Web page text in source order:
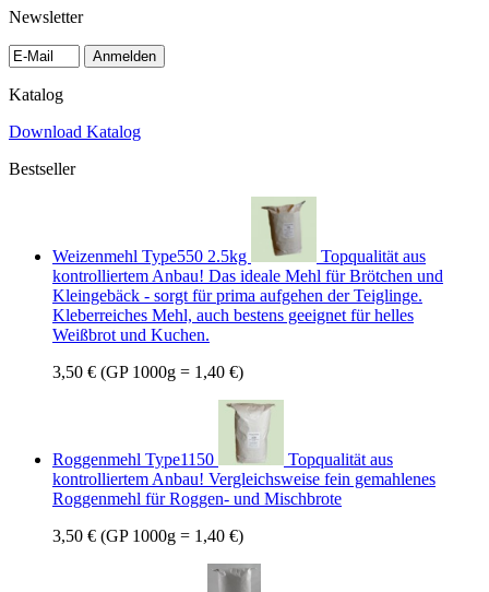
Newsletter
Anmelden
Katalog
Download Katalog
Bestseller
Weizenmehl Type550 2.5kg
Topqualität aus
kontrolliertem Anbau! Das ideale Mehl für Brötchen und
Kleingebäck - sorgt für prima aufgehen der Teiglinge.
Kleberreiches Mehl, auch bestens geeignet für helles
Weißbrot und Kuchen.
3,50 € (GP 1000g = 1,40 €)
Roggenmehl Type1150
Topqualität aus
kontrolliertem Anbau! Vergleichsweise fein gemahlenes
Roggenmehl für Roggen- und Mischbrote
3,50 € (GP 1000g = 1,40 €)